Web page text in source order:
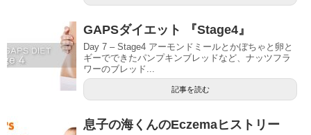
GAPSダイエット 『Stage4』
Day 7 – Stage4 アーモンドミールとかぼちゃと卵と
ギーでできたパンプキンブレッドなど、ナッツフラ
ワーのブレッド...
記事を読む
息子の海くんのEczemaヒストリー